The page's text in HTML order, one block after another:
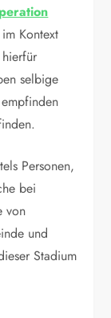
Kontext
selbige
Personen,
bei
von
und
Stadium